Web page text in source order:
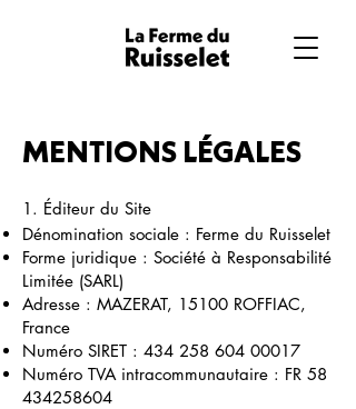
MENTIONS LÉGALES
1. Éditeur du Site
Dénomination sociale : Ferme du Ruisselet
Forme juridique : Société à Responsabilité
Limitée (SARL)
Adresse : MAZERAT, 15100 ROFFIAC,
France
Numéro SIRET : 434 258 604 00017
Numéro TVA intracommunautaire : FR 58
434258604